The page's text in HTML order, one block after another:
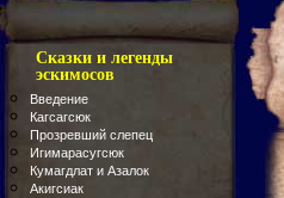
Сказки и легенды
эскимосов
Введение
Кагсагсюк
Прозревший слепец
Игимарасугсюк
Кумагдлат и Азалок
Акигсиак